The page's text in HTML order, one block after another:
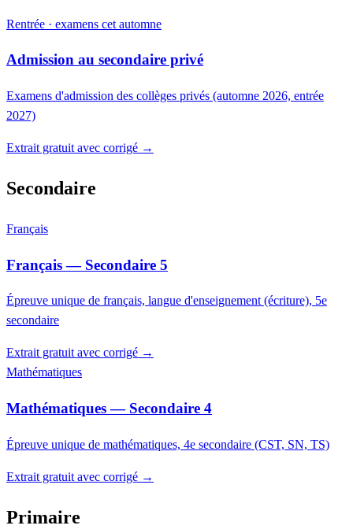
Rentrée · examens cet automne
Admission au secondaire privé
Examens d'admission des collèges privés (automne 2026, entrée
2027)
Extrait gratuit avec corrigé →
Secondaire
Français
Français — Secondaire 5
Épreuve unique de français, langue d'enseignement (écriture), 5e
secondaire
Extrait gratuit avec corrigé →
Mathématiques
Mathématiques — Secondaire 4
Épreuve unique de mathématiques, 4e secondaire (CST, SN, TS)
Extrait gratuit avec corrigé →
Primaire